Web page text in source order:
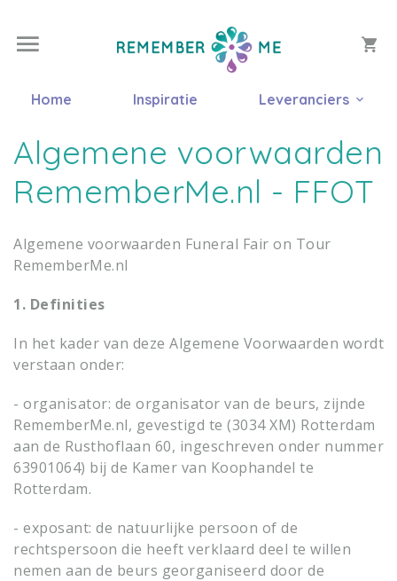
Home Inspiratie Leveranciers
Algemene voorwaarden
RememberMe.nl - FFOT
Algemene voorwaarden Funeral Fair on Tour
RememberMe.nl
1. Definities
In het kader van deze Algemene Voorwaarden wordt
verstaan onder:
- organisator: de organisator van de beurs, zijnde
RememberMe.nl, gevestigd te (3034 XM) Rotterdam
aan de Rusthoflaan 60, ingeschreven onder nummer
63901064) bij de Kamer van Koophandel te
Rotterdam.
- exposant: de natuurlijke persoon of de
rechtspersoon die heeft verklaard deel te willen
nemen aan de beurs georganiseerd door de